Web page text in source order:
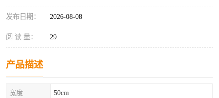
发布日期： 2026-08-08
阅 读 量： 29
产品描述
宽度 50cm